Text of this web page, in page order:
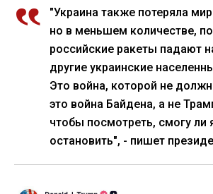
"Украина также потеряла
но в меньшем количестве,
российские ракеты падают
другие украинские
Это война, которой не
это война Байдена, а не
чтобы посмотреть, смогу ли
остановить", - пишет